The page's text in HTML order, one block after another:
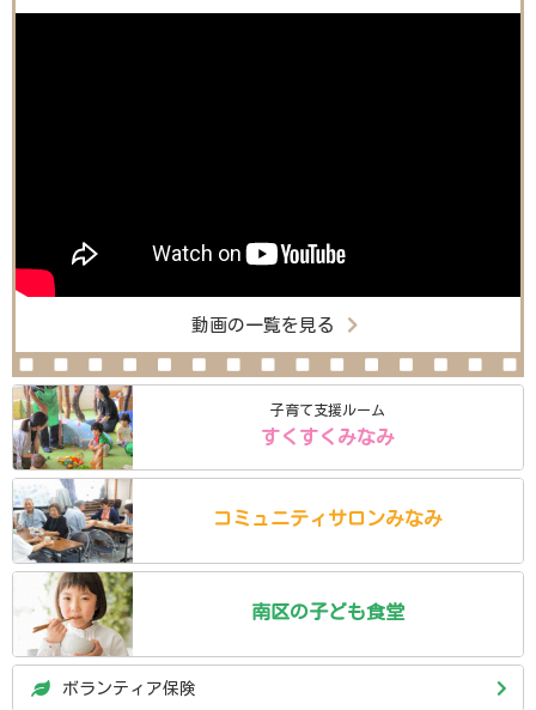
動画の一覧を見る
子育て支援ルーム
すくすくみなみ
コミュニティ サロンみなみ
南区の子ども食堂
ボランティア保険